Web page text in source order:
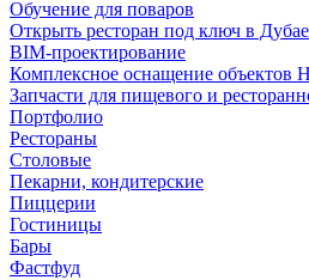
Обучение для поваров
Открыть ресторан под ключ в Дубае
BIM-проектирование
Комплексное оснащение объектов
Запчасти для пищевого и
Портфолио
Рестораны
Столовые
Пекарни, кондитерские
Пиццерии
Гостиницы
Бары
Фастфуд